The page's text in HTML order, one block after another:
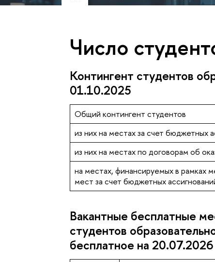
Число
Контингент студентов
01.10.2025
Общий контингент студентов
из них на местах за счет бюджетных
из них на местах по договорам об
на местах, финансируемых в рамках
мест за счет бюджетных
Вакантные бесплатные
студентов
бесплатное на 20.07.2026